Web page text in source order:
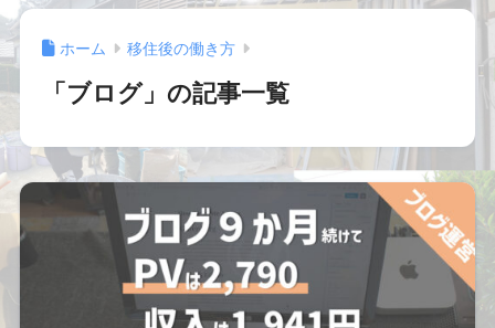
ホーム 移住後の働き方
「ブログ」の記事一覧